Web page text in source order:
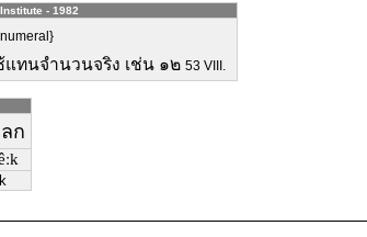
- 1982
ทนจำนวนจริง เช่น ๑๒ 53 VIII.
ก